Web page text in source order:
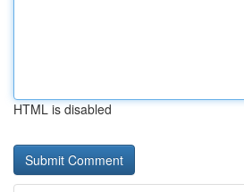
HTML is disabled